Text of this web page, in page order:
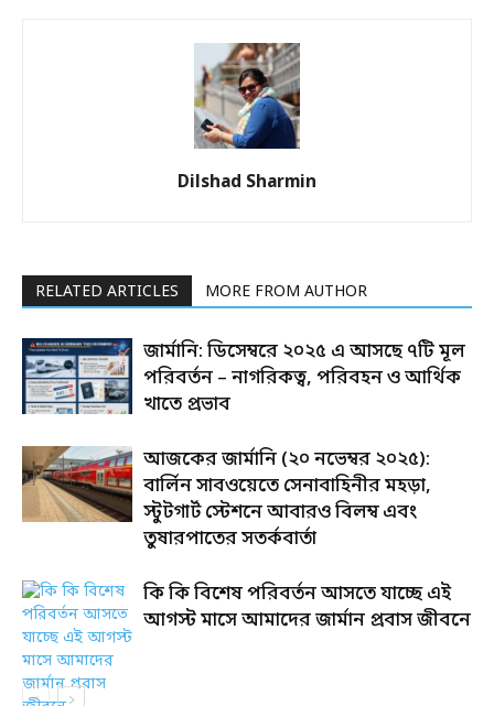
Dilshad Sharmin
RELATED ARTICLES MORE FROM AUTHOR
জার্মানি: ডিসেম্বরে ২০২৫ এ আসছে ৭টি মূল
পরিবর্তন – নাগরিকত্ব, পরিবহন ও আর্থিক
খাতে প্রভাব
আজকের জার্মানি (২০ নভেম্বর ২০২৫):
বার্লিন সাবওয়েতে সেনাবাহিনীর মহড়া,
স্টুটগার্ট স্টেশনে আবারও বিলম্ব এবং
তুষারপাতের সতর্কবার্তা
কি কি বিশেষ পরিবর্তন আসতে যাচ্ছে এই
আগস্ট মাসে আমাদের জার্মান প্রবাস জীবনে